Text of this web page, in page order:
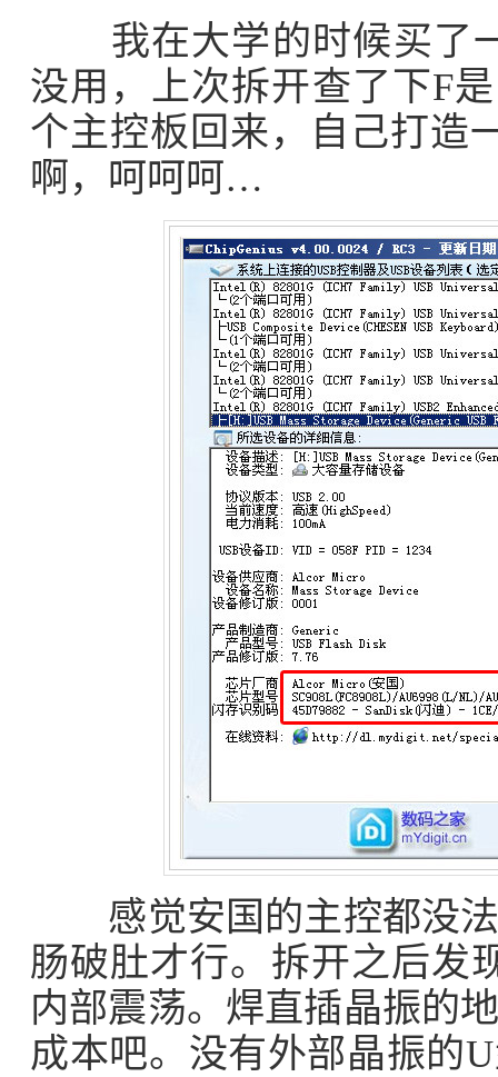
我在大学的时候买了一
没用，上次拆开查了下F
个主控板回来，自己打造
啊，呵呵呵…
感觉安国的主控都没法
肠破肚才行。拆开之后发
内部震荡。焊直插晶振的
成本吧。没有外部晶振的